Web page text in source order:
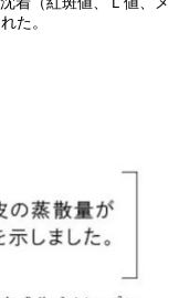
た。